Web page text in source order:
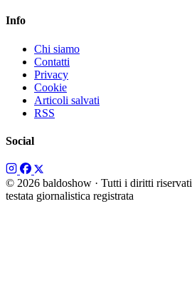
Info
Chi siamo
Contatti
Privacy
Cookie
Articoli salvati
RSS
Social
© 2026 baldoshow · Tutti i diritti riservati
testata giornalistica registrata